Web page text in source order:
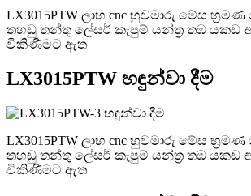
LX3015PTW ලාභ cnc හුවමාරු මේස
තහඩු තන්තු ලේසර් කැපුම් යන්ත්‍ර තඹ යකඩ
විකිණීමට ඇත
LX3015PTW හඳුන්වා දීම
LX3015PTW ලාභ cnc හුවමාරු මේස
තහඩු තන්තු ලේසර් කැපුම් යන්ත්‍ර තඹ යකඩ
විකිණීමට ඇත